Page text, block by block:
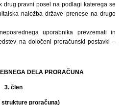
drug pravni posel na podlagi katerega se
naložba države prenese na drugo
uporabnika prevzemati in
na določeni proračunski postavki –
DELA PRORAČUNA
3. člen
strukture proračuna)